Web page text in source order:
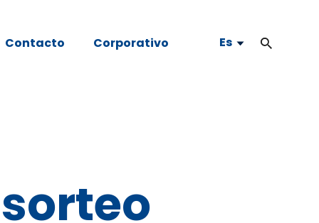
Contacto Corporativo Es